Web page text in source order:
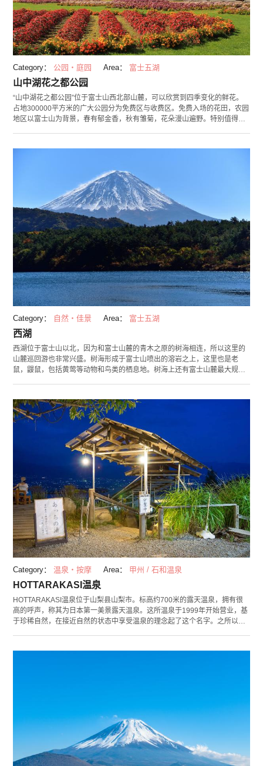
Category： 公园・庭园 Area： 富士五湖
山中湖花之都公园
“山中湖花之都公园”位于富士山西北部山麓，可以欣赏到四季变化的鲜花。
占地300000平方米的广大公园分为免费区与收费区。免费入场的花田，农园
地区以富士山为背景，春有郁金香，秋有雏菊，花朵漫山遍野。特别值得一
场”，全天开放的温室“花之巨蛋furara”等诸多亲子同乐的游乐设施。可以全
Category： 自然・佳景 Area： 富士五湖
西湖
西湖位于富士山以北，因为和富士山麓的青木之原的树海相连，所以这里的
山麓巡回游也非常兴盛。树海形成于富士山喷出的溶岩之上，这里也是老
鼠，鼹鼠，包括黄莺等动物和鸟类的栖息地。树海上还有富士山麓最大规模
Category： 温泉・按摩 Area： 甲州 / 石和温泉
HOTTARAKASI温泉
HOTTARAKASI温泉位于山梨县山梨市。标高约700米的露天温泉，拥有很
高的呼声，称其为日本第一美景露天温泉。这所温泉于1999年开始营业，基
于珍稀自然，在接近自然的状态中享受温泉的理念起了这个名字。之所以被
HOTTARAKASI温泉分为“ACCHI（那边）之汤”和“KOCCHI（这边）之汤”，